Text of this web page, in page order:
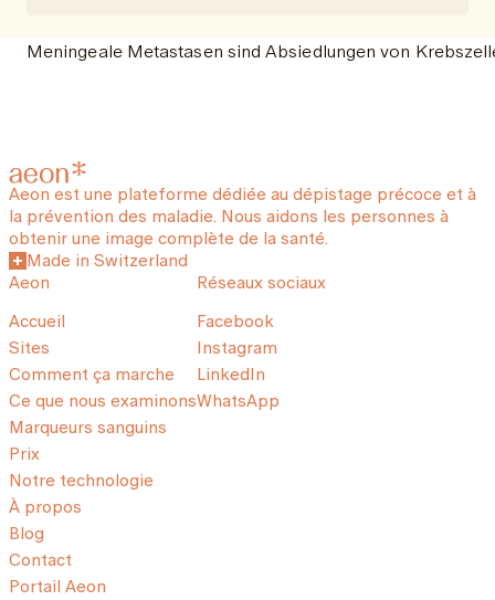
Meningeale Metastasen sind Absiedlungen von
Aeon est une plateforme dédiée au dépistage précoce et à
la prévention des maladie. Nous aidons les personnes à
obtenir une image complète de la santé.
Made in Switzerland
Aeon
Accueil
Sites
Comment ça marche
Ce que nous examinons
Marqueurs sanguins
Prix
Notre technologie
À propos
Blog
Contact
Portail Aeon
Réseaux sociaux
Facebook
Instagram
LinkedIn
WhatsApp